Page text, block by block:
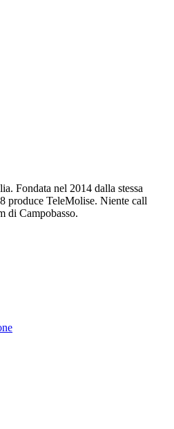
Fondata nel 2014 dalla stessa
produce TeleMolise. Niente call
di Campobasso.